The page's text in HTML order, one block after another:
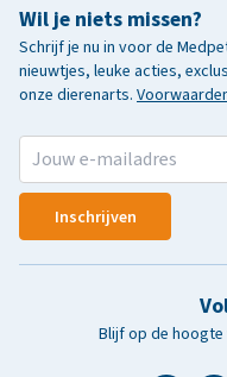
Wil je niets missen?
Schrijf je nu in voor de
nieuwtjes, leuke acties,
onze dierenarts.
Inschrijven
Blijf op de hoogte